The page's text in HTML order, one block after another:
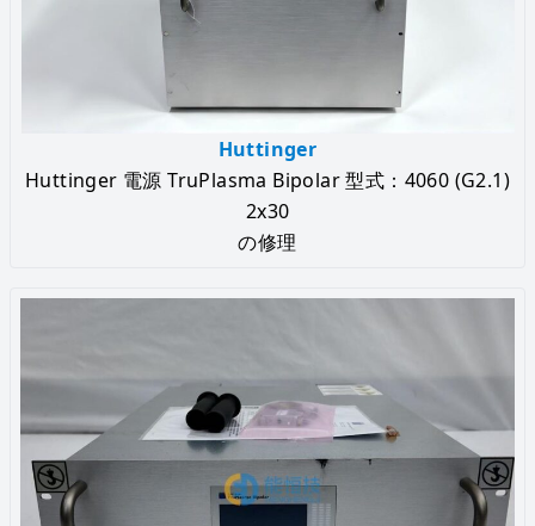
Huttinger
Huttinger 電源 TruPlasma Bipolar 型式：4060 (G2.1)
2x30
の修理